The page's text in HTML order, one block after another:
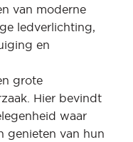
van moderne
ledverlichting,
en
grote
Hier bevindt
waar
genieten van hun